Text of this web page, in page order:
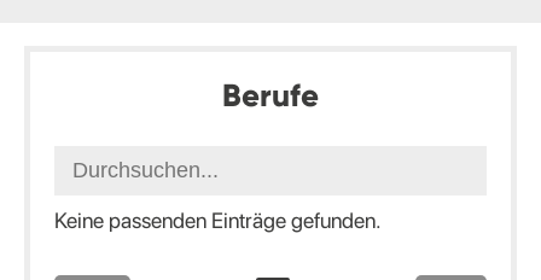
Berufe
Keine passenden Einträge gefunden.